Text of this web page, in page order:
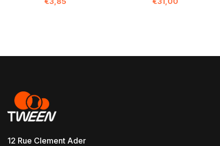
12 Rue Clement Ader